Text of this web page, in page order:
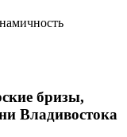
бризы,
Владивостока